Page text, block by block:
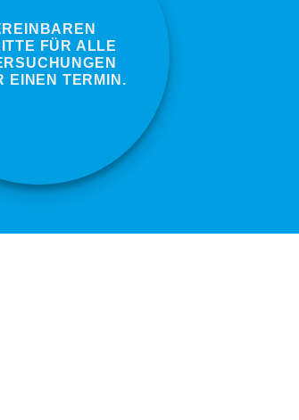
FÜR ALLE
EINEN TERMIN.